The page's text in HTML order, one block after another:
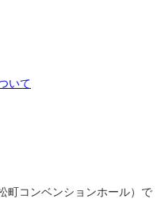
いて
町コンベンションホール）で